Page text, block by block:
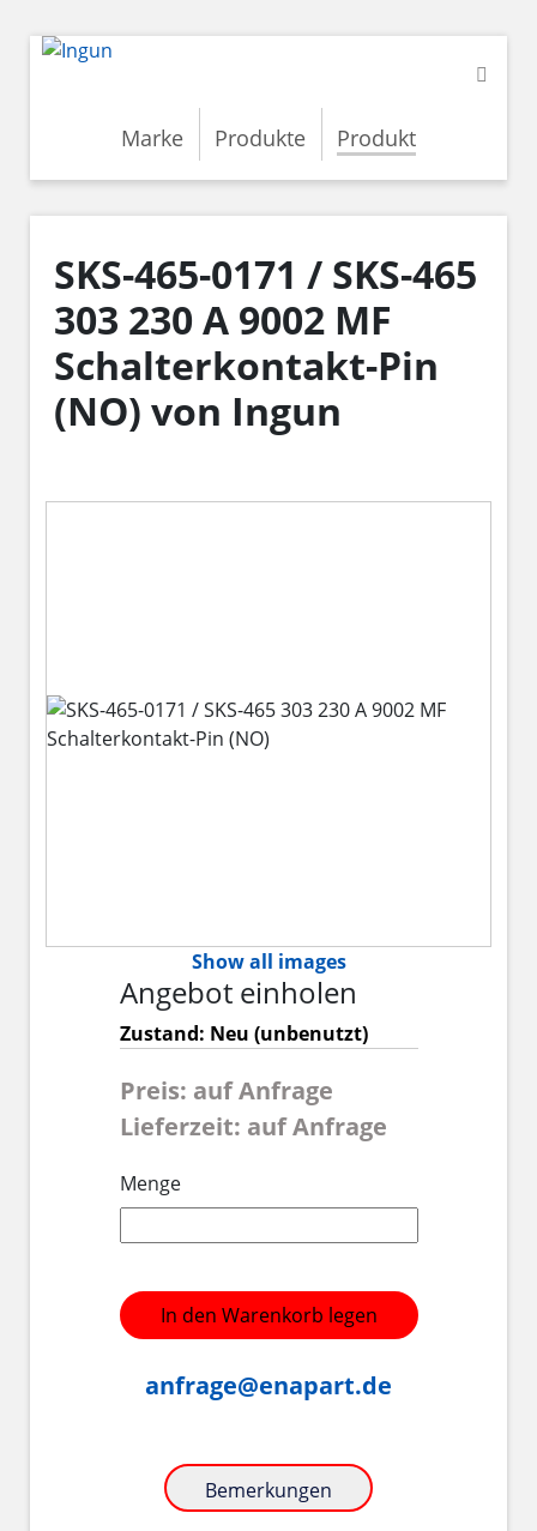
Marke Produkte Produkt
SKS-465-0171 / SKS-465
303 230 A 9002 MF
Schalterkontakt-Pin
(NO) von Ingun
Show all images
Angebot einholen
Zustand: Neu (unbenutzt)
Preis: auf Anfrage
Lieferzeit: auf Anfrage
Menge
In den Warenkorb legen
anfrage@enapart.de
Bemerkungen